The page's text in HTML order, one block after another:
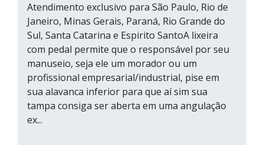
Atendimento exclusivo para São Paulo, Rio de
Janeiro, Minas Gerais, Paraná, Rio Grande do
Sul, Santa Catarina e Espirito SantoA lixeira
com pedal permite que o responsável por seu
manuseio, seja ele um morador ou um
profissional empresarial/industrial, pise em
sua alavanca inferior para que aí sim sua
tampa consiga ser aberta em uma angulação
ex...